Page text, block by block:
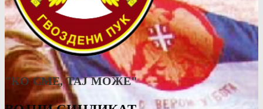
"КО СМЕ, ТАJ МОЖЕ"